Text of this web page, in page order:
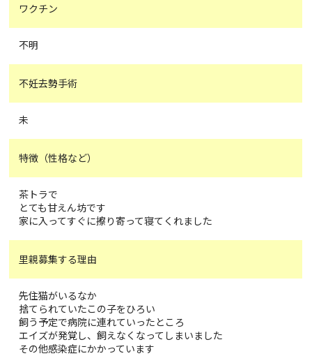
ワクチン
不明
不妊去勢手術
未
特徴（性格など）
茶トラで
とても甘えん坊です
家に入ってすぐに擦り寄って寝てくれました
里親募集する理由
先住猫がいるなか
捨てられていたこの子をひろい
飼う予定で病院に連れていったところ
エイズが発覚し、飼えなくなってしまいました
その他感染症にかかっています